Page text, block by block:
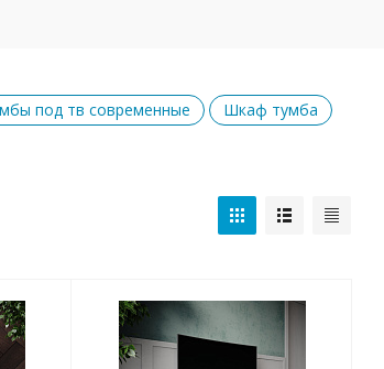
под тв современные
Шкаф тумба